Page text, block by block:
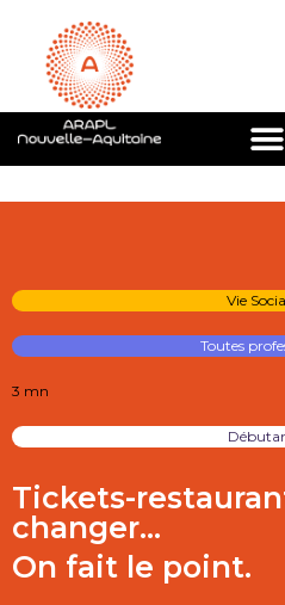
Vie
Toutes
3 mn
Tickets-
changer…
On fait le point.